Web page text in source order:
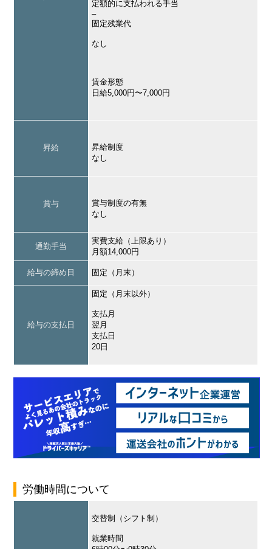
定額的に支払われる手当
–
固定残業代
なし
賃金形態
日給5,000円〜7,000円
昇給
昇給制度
なし
賞与
賞与制度の有無
なし
通勤手当
実費支給（上限あり）
月額14,000円
給与の締め日 固定（月末）
給与の支払日
固定（月末以外）
支払月
翌月
支払日
20日
労働時間について
交替制（シフト制）
就業時間